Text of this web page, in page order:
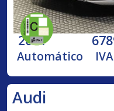
2021
Automático
Audi